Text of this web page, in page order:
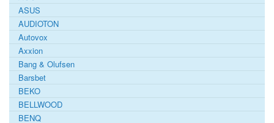
ASUS
AUDIOTON
Autovox
Axxion
Bang & Olufsen
Barsbet
BEKO
BELLWOOD
BENQ